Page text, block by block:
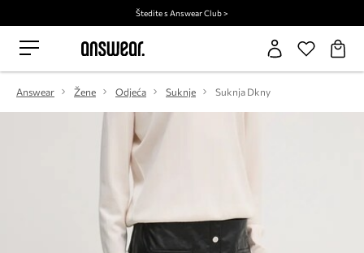
Štedite s Answear Club >
Answear Žene Odjeća Suknje Suknja Dkny